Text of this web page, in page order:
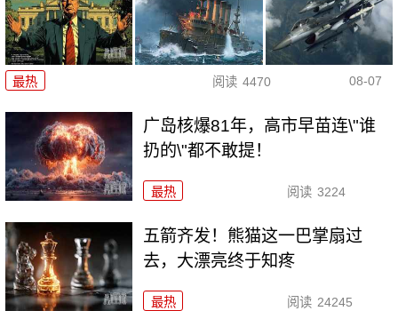
最热 阅读 4470 08-07
广岛核爆81年，高市早苗连\"谁
扔的\"都不敢提！
最热 阅读 3224
五箭齐发！熊猫这一巴掌扇过
去，大漂亮终于知疼
最热 阅读 24245